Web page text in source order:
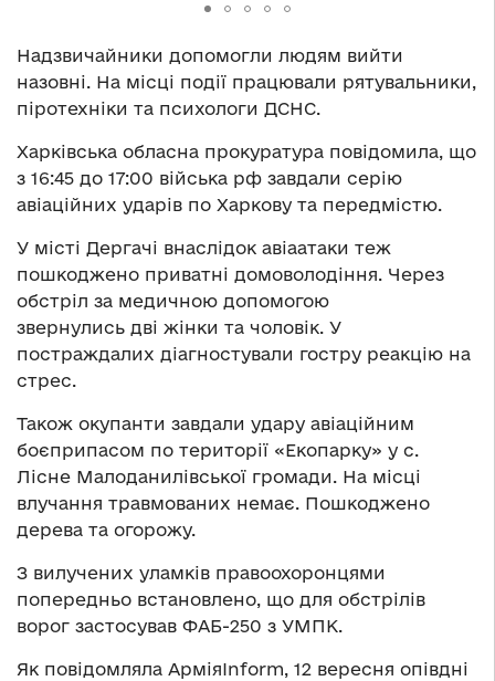
Надзвичайники допомогли людям вийти
назовні. На місці події працювали рятувальники,
піротехніки та психологи ДСНС.
Харківська обласна прокуратура повідомила, що
з 16:45 до 17:00 війська рф завдали серію
авіаційних ударів по Харкову та передмістю.
У місті Дергачі внаслідок авіаатаки теж
пошкоджено приватні домоволодіння. Через
обстріл за медичною допомогою
звернулись дві жінки та чоловік. У
постраждалих діагностували гостру реакцію на
стрес.
Також окупанти завдали удару авіаційним
боєприпасом по території «Екопарку» у с.
Лісне Малоданилівської громади. На місці
влучання травмованих немає. Пошкоджено
дерева та огорожу.
З вилучених уламків правоохоронцями
попередньо встановлено, що для обстрілів
ворог застосував ФАБ-250 з УМПК.
Як повідомляла АрміяInform, 12 вересня опівдні